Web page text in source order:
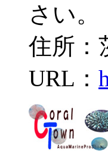
さい。
住所：
URL：